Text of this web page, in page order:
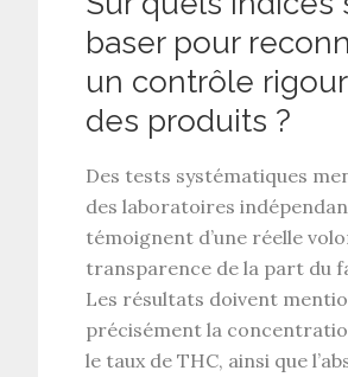
baser pour
un contrôle
des produits ?
Des tests systématiques
des laboratoires
témoignent d’une réelle
transparence de la part du
Les résultats doivent
précisément la
le taux de THC, ainsi que